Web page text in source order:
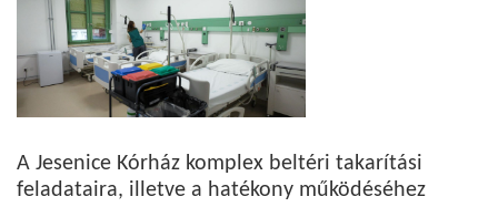
A Jesenice Kórház komplex beltéri takarítási
feladataira, illetve a hatékony működéséhez